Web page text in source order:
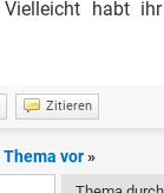
habt
Zitieren
Thema vor»